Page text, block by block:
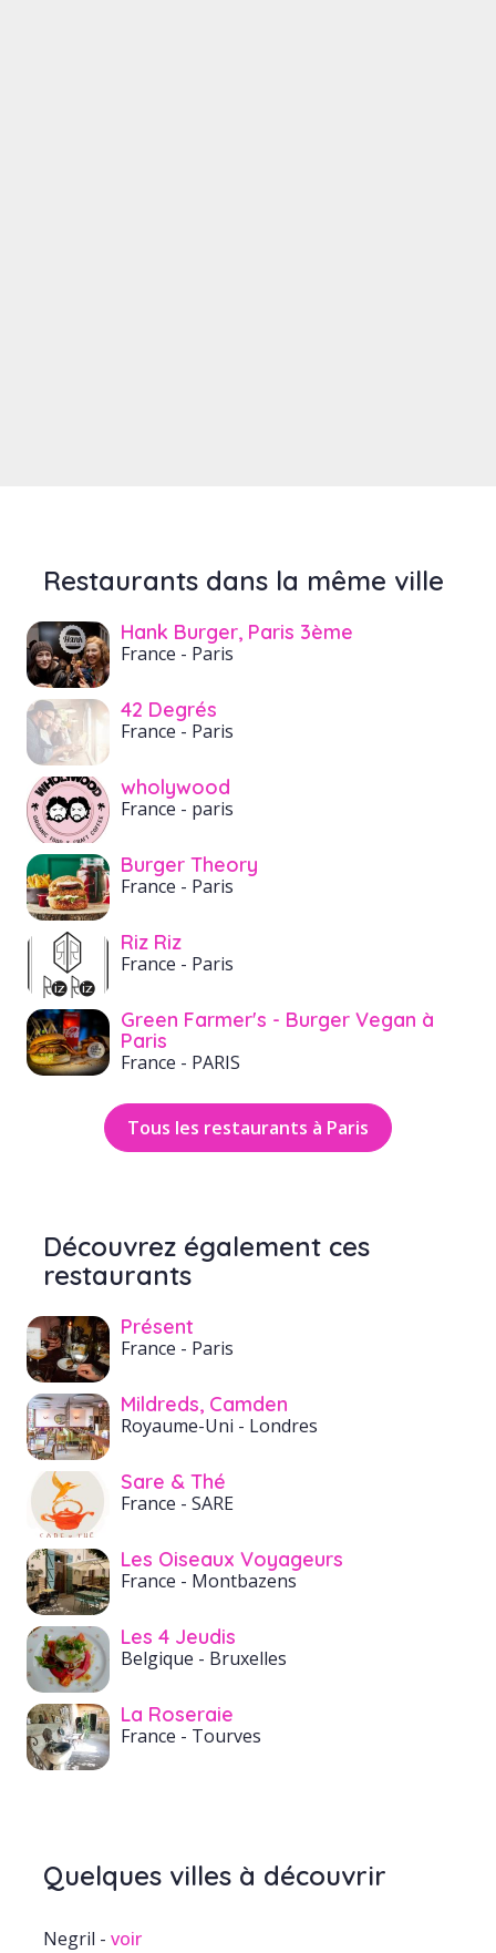
Restaurants dans la même ville
Hank Burger, Paris 3ème
France - Paris
42 Degrés
France - Paris
wholywood
France - paris
Burger Theory
France - Paris
Riz Riz
France - Paris
Green Farmer's - Burger Vegan à
Paris
France - PARIS
Tous les restaurants à Paris
Découvrez également ces
restaurants
Présent
France - Paris
Mildreds, Camden
Royaume-Uni - Londres
Sare & Thé
France - SARE
Les Oiseaux Voyageurs
France - Montbazens
Les 4 Jeudis
Belgique - Bruxelles
La Roseraie
France - Tourves
Quelques villes à découvrir
Negril - voir